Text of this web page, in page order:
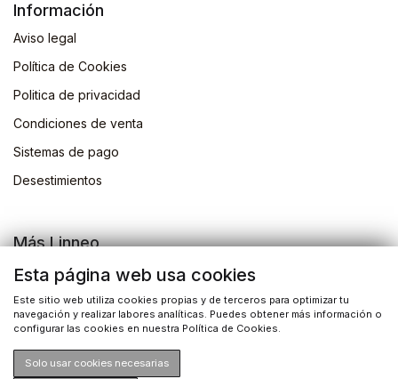
Información
Aviso legal
Política de Cookies
Politica de privacidad
Condiciones de venta
Sistemas de pago
Desestimientos
Más Linneo
Blog
Actividades
Busqueda de libros
Esta página web usa cookies
Este sitio web utiliza cookies propias y de terceros para optimizar tu
navegación y realizar labores analíticas. Puedes obtener más información o
configurar las cookies en nuestra Política de Cookies.
Solo usar cookies necesarias